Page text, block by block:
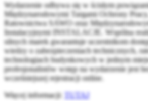
Wydarzenie odbywa się w ścisłym
Międzynarodowymi Targami Ochrony
Ratownictwa SAWO oraz
Instalacyjnymi INSTALACJE. Wspólna
silnych marek gwarantuje uczestnikom
wiedzy o zabezpieczeniach technicznych,
technologiach budynkowych w jednym
profesjonalistów wstęp na wydarzenie jest
wcześniejszej rejestracji online.
Więcej informacji:
TUTAJ